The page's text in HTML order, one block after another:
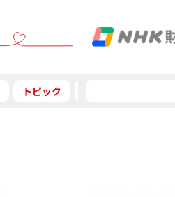
トピック